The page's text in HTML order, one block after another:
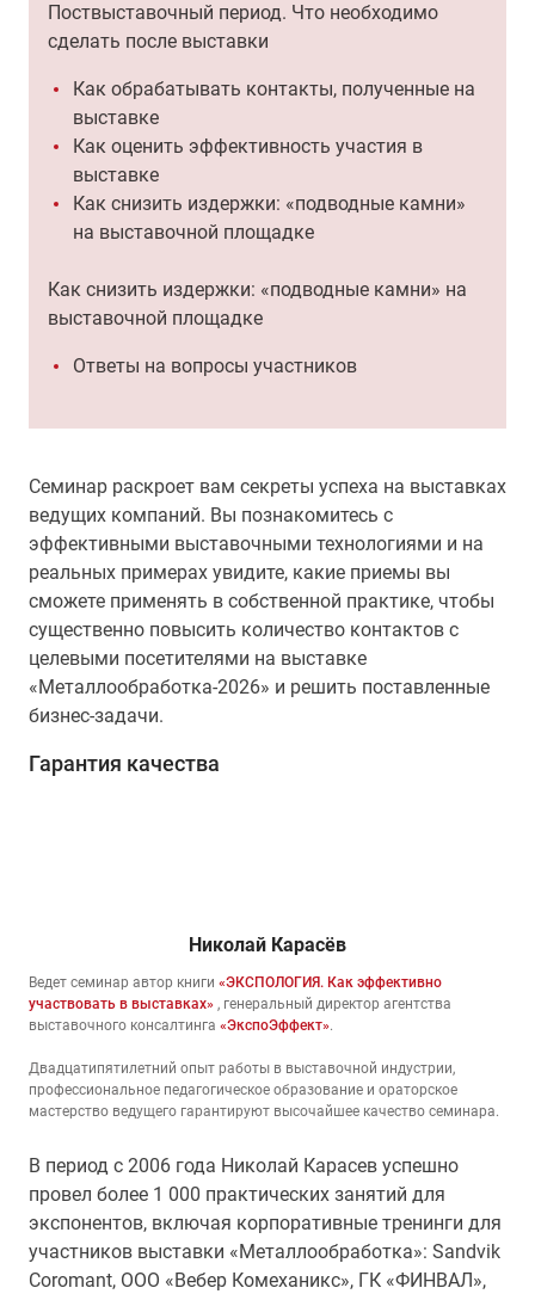
Поствыставочный период. Что необходимо
сделать после выставки
Как обрабатывать контакты, полученные на
выставке
Как оценить эффективность участия в
выставке
Как снизить издержки: «подводные камни»
на выставочной площадке
Как снизить издержки: «подводные камни» на
выставочной площадке
Ответы на вопросы участников
Семинар раскроет вам секреты успеха на выставках
ведущих компаний. Вы познакомитесь с
эффективными выставочными технологиями и на
реальных примерах увидите, какие приемы вы
сможете применять в собственной практике, чтобы
существенно повысить количество контактов с
целевыми посетителями на выставке
«Металлообработка-2026» и решить поставленные
бизнес-задачи.
Гарантия качества
Ведет семинар автор книги «ЭКСПОЛОГИЯ. Как эффективно
участвовать в выставках» , генеральный директор агентства
выставочного консалтинга «ЭкспоЭффект».
Двадцатипятилетний опыт работы в выставочной индустрии,
профессиональное педагогическое образование и ораторское
мастерство ведущего гарантируют высочайшее качество семинара.
Николай Карасёв
В период с 2006 года Николай Карасев успешно
провел более 1 000 практических занятий для
экспонентов, включая корпоративные тренинги для
участников выставки «Металлообработка»: Sandvik
Coromant, ООО «Вебер Комеханикс», ГК «ФИНВАЛ»,